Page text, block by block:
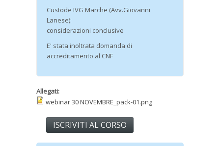
Custode IVG Marche (Avv.Giovanni
Lanese):
considerazioni conclusive
E' stata inoltrata domanda di
accreditamento al CNF
Allegati:
webinar 30 NOVEMBRE_pack-01.png
ISCRIVITI AL CORSO